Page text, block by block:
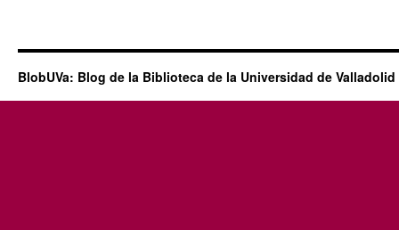
BlobUVa: Blog de la Biblioteca de la Universidad de Valladolid